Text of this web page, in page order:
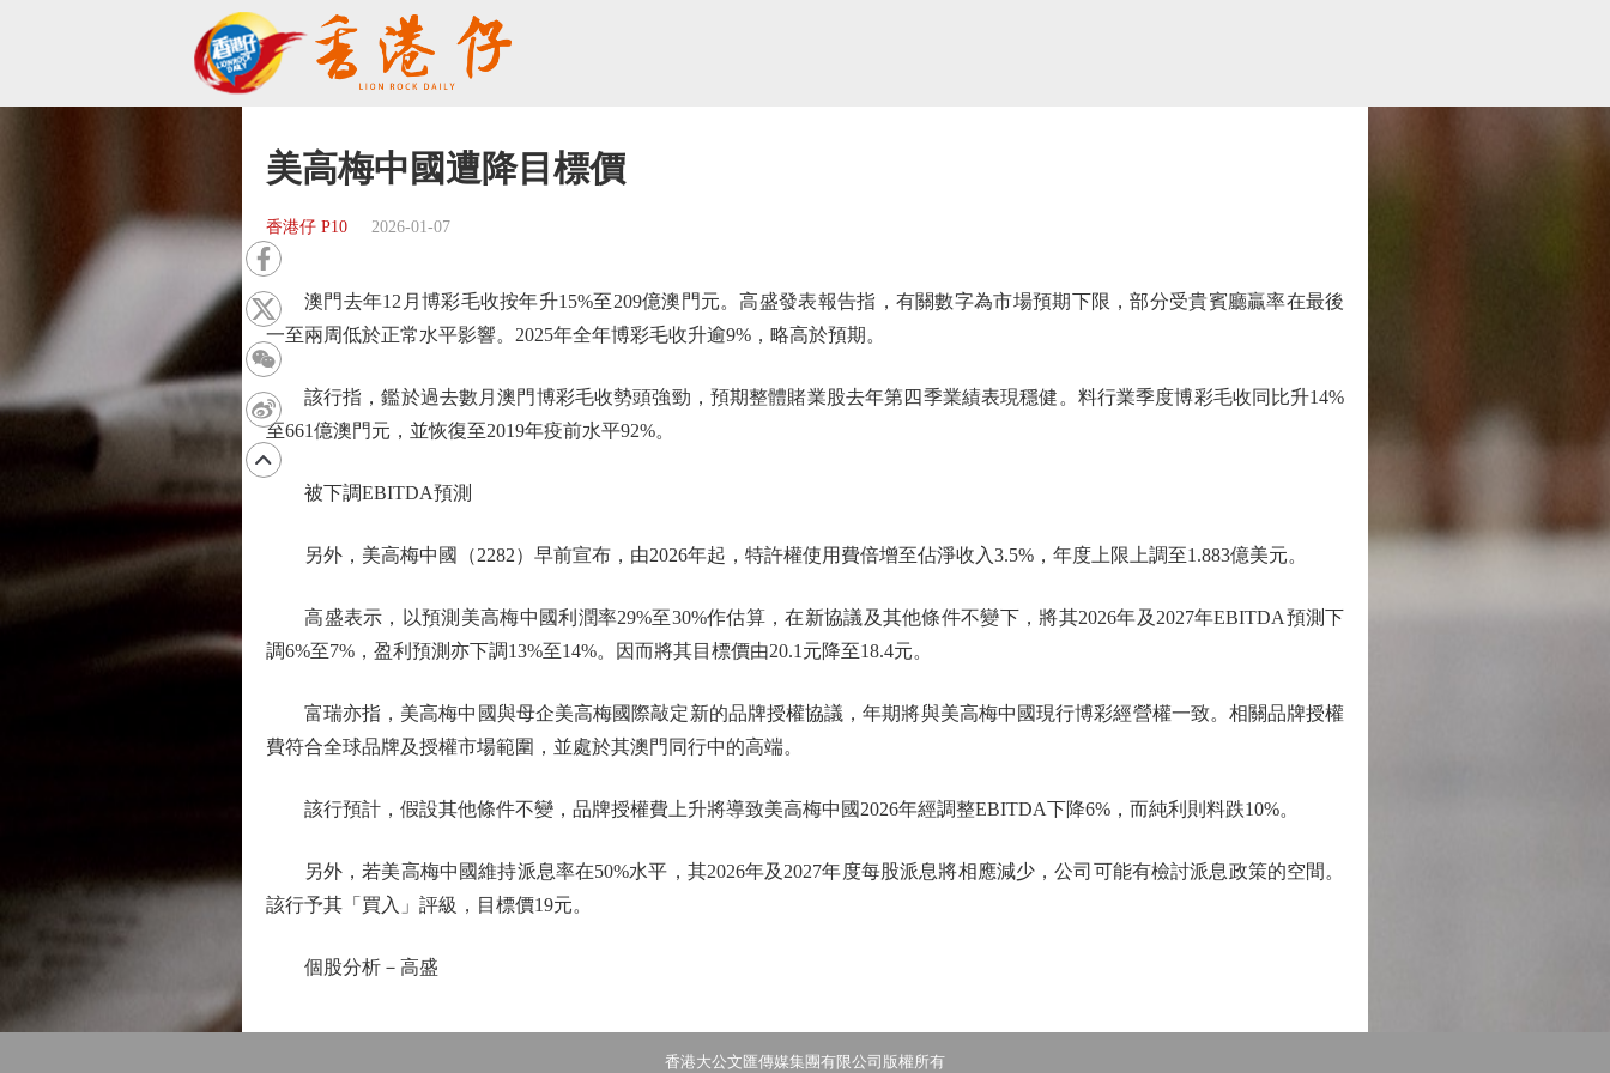
美高梅中國遭降目標價
香港仔 P10 2026-01-07
澳門去年12月博彩毛收按年升15%至209億澳門元。高盛發表報告指，有關數字為市場預期下限，部分受貴賓廳贏率在最後
一至兩周低於正常水平影響。2025年全年博彩毛收升逾9%，略高於預期。
該行指，鑑於過去數月澳門博彩毛收勢頭強勁，預期整體賭業股去年第四季業績表現穩健。料行業季度博彩毛收同比升14%
至661億澳門元，並恢復至2019年疫前水平92%。
被下調EBITDA預測
另外，美高梅中國（2282）早前宣布，由2026年起，特許權使用費倍增至佔淨收入3.5%，年度上限上調至1.883億美元。
高盛表示，以預測美高梅中國利潤率29%至30%作估算，在新協議及其他條件不變下，將其2026年及2027年EBITDA預測下
調6%至7%，盈利預測亦下調13%至14%。因而將其目標價由20.1元降至18.4元。
富瑞亦指，美高梅中國與母企美高梅國際敲定新的品牌授權協議，年期將與美高梅中國現行博彩經營權一致。相關品牌授權
費符合全球品牌及授權市場範圍，並處於其澳門同行中的高端。
該行預計，假設其他條件不變，品牌授權費上升將導致美高梅中國2026年經調整EBITDA下降6%，而純利則料跌10%。
另外，若美高梅中國維持派息率在50%水平，其2026年及2027年度每股派息將相應減少，公司可能有檢討派息政策的空間。
該行予其「買入」評級，目標價19元。
個股分析－高盛
香港大公文匯傳媒集團有限公司版權所有